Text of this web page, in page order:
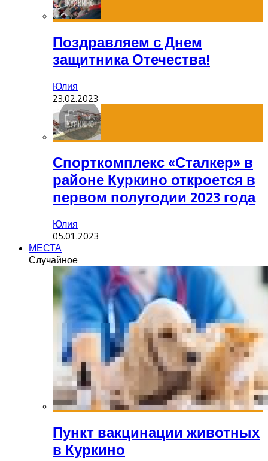
Поздравляем с Днем
защитника Отечества!
Юлия
23.02.2023
Спорткомплекс «Сталкер» в
районе Куркино откроется в
первом полугодии 2023 года
Юлия
05.01.2023
МЕСТА
Случайное
Пункт вакцинации животных
в Куркино